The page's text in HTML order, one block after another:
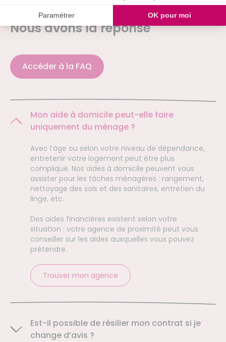
question
sur nos services ?
Nous avons la réponse
Accéder à la FAQ
Mon aide à domicile peut-elle faire
uniquement du ménage ?
Avec l’âge ou selon votre niveau de dépendance,
entretenir votre logement peut être plus
compliqué. Nos aides à domicile peuvent vous
assister pour les tâches ménagères : rangement,
nettoyage des sols et des sanitaires, entretien du
linge, etc.
Des aides financières existent selon votre
situation : votre agence de proximité peut vous
conseiller sur les aides auxquelles vous pouvez
prétendre.
Trouver mon agence
Est-il possible de résilier mon contrat si je
change d’avis ?